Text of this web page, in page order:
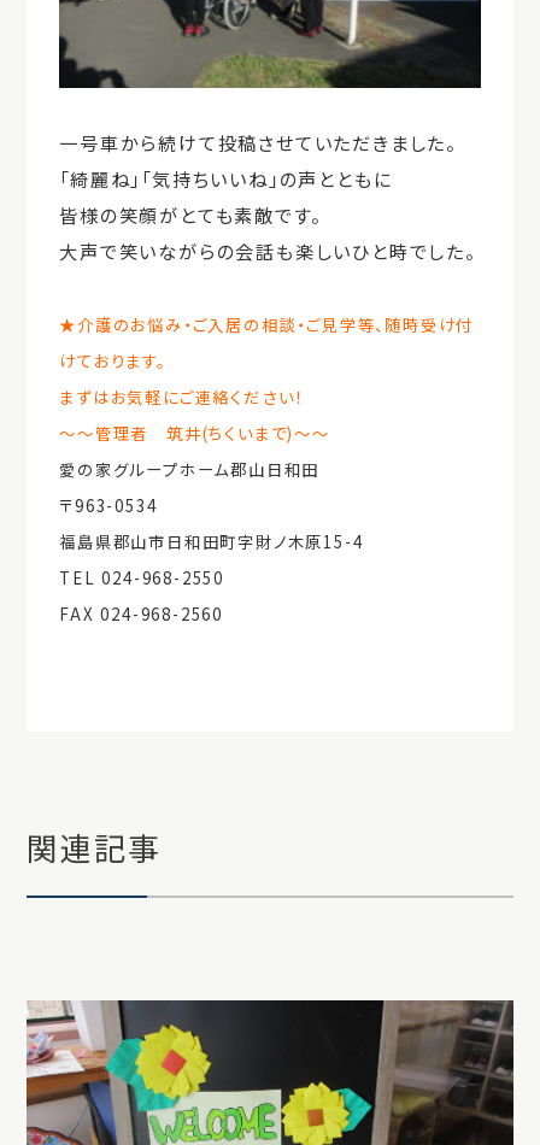
一号車から続けて投稿させていただきました。
「綺麗ね」「気持ちいいね」の声とともに
皆様の笑顔がとても素敵です。
大声で笑いながらの会話も楽しいひと時でした。
★介護のお悩み・ご入居の相談・ご見学等、随時受け付
けております。
まずはお気軽にご連絡ください！
～～管理者 筑井(ちくいまで)～～
愛の家グループホーム郡山日和田
〒963-0534
福島県郡山市日和田町字財ノ木原15-4
TEL 024-968-2550
FAX 024-968-2560
関連記事